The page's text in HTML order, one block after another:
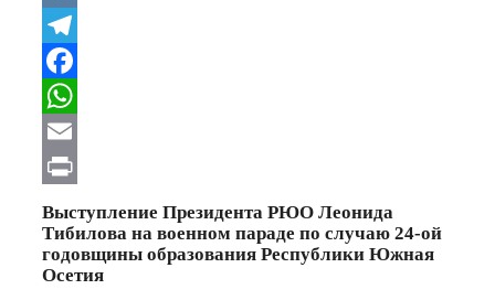
VK
Telegram
Facebook
WhatsApp
Email
Выступление Президента РЮО Леонида
Тибилова на военном параде по случаю 24-ой
годовщины образования Республики Южная
Осетия